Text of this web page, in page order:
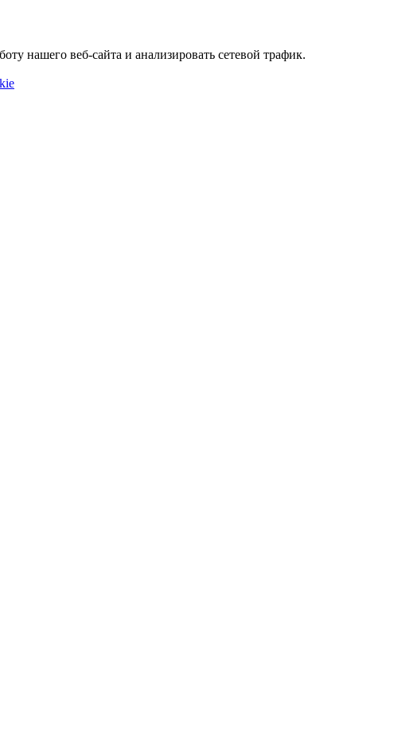
нашего веб-сайта и анализировать сетевой трафик.